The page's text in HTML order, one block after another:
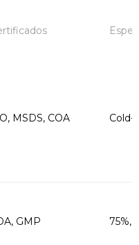
MSDS, COA Cold-
GMP 75%,